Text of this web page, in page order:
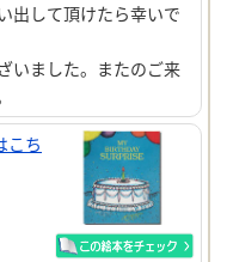
出して頂けたら幸いで
いました。またのご来
こち